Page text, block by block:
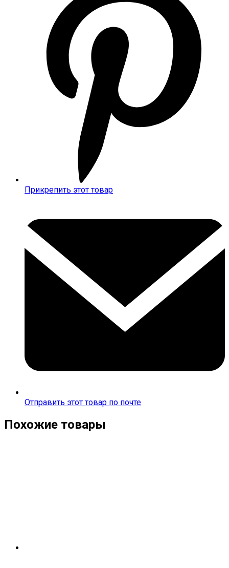
Прикрепить этот товар
новом
окне
Отправить этот товар по почте
Похожие товары